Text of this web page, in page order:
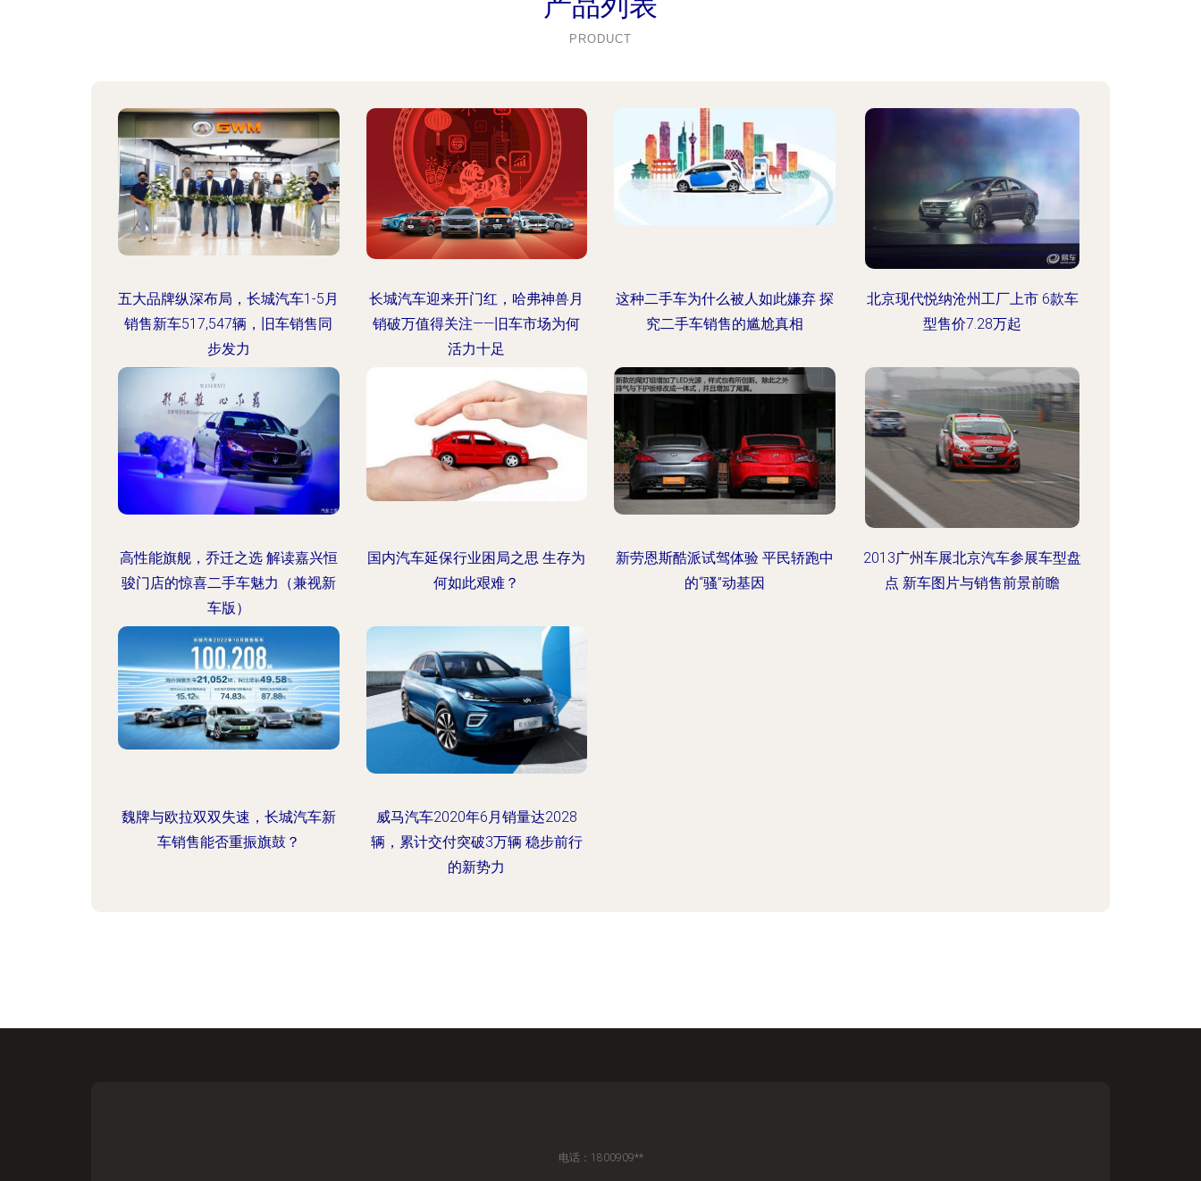
PRODUCT
五大品牌纵深布局，长城汽车1-5月
销售新车517,547辆，旧车销售同
步发力
长城汽车迎来开门红，哈弗神兽月
销破万值得关注——旧车市场为何
活力十足
这种二手车为什么被人如此嫌弃 探
究二手车销售的尴尬真相
北京现代悦纳沧州工厂上市 6款车
型售价7.28万起
高性能旗舰，乔迁之选 解读嘉兴恒
骏门店的惊喜二手车魅力（兼视新
车版）
国内汽车延保行业困局之思 生存为
何如此艰难？
新劳恩斯酷派试驾体验 平民轿跑中
的“骚”动基因
2013广州车展北京汽车参展车型盘
点 新车图片与销售前景前瞻
魏牌与欧拉双双失速，长城汽车新
车销售能否重振旗鼓？
威马汽车2020年6月销量达2028
辆，累计交付突破3万辆 稳步前行
的新势力
电话：1800909**